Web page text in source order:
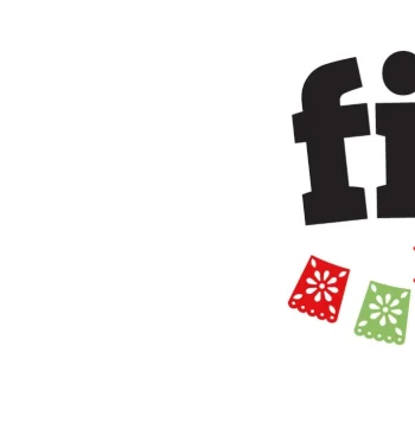
Fabiola
alfombra
02/09/2025